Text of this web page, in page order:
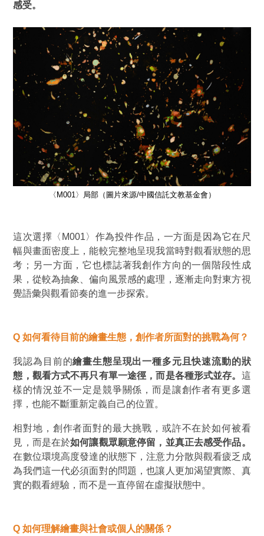
感受。
〈M001〉局部（圖片來源/中國信託文教基金會）
這次選擇〈M001〉作為投件作品，一方面是因為它在尺
幅與畫面密度上，能較完整地呈現我當時對觀看狀態的思
考；另一方面，它也標誌著我創作方向的一個階段性成
果，從較為抽象、偏向風景感的處理，逐漸走向對東方視
覺語彙與觀看節奏的進一步探索。
Q 如何看待目前的繪畫生態，創作者所面對的挑戰為何？
我認為目前的繪畫生態呈現出一種多元且快速流動的狀
態，觀看方式不再只有單一途徑，而是各種形式並存。 這
樣的情況並不一定是競爭關係，而是讓創作者有更多選
擇，也能不斷重新定義自己的位置。
相對地，創作者面對的最大挑戰，或許不在於如何被看
見，而是在於如何讓觀眾願意停留，並真正去感受作品。
在數位環境高度發達的狀態下，注意力分散與觀看疲乏成
為我們這一代必須面對的問題，也讓人更加渴望實際、真
實的觀看經驗，而不是一直停留在虛擬狀態中。
Q如何理解繪畫與社會或個人的關係？